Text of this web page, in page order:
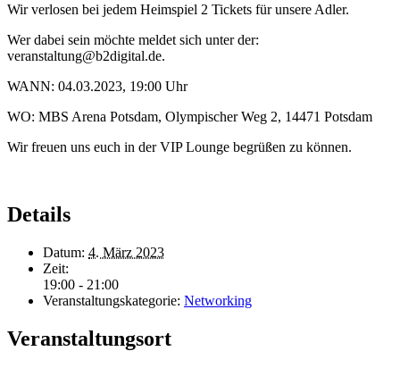
Wir verlosen bei jedem Heimspiel 2 Tickets für unsere Adler.
Wer dabei sein möchte meldet sich unter der:
veranstaltung@b2digital.de.
WANN: 04.03.2023, 19:00 Uhr
WO: MBS Arena Potsdam, Olympischer Weg 2, 14471 Potsdam
Wir freuen uns euch in der VIP Lounge begrüßen zu können.
Details
Datum: 4. März 2023
Zeit:
19:00 - 21:00
Veranstaltungskategorie: Networking
Veranstaltungsort